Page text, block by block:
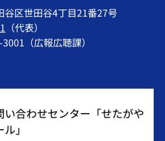
谷区世田谷4丁目21番27号
（代表）
（広報広聴課）
い合わせセンター「せたがや
」